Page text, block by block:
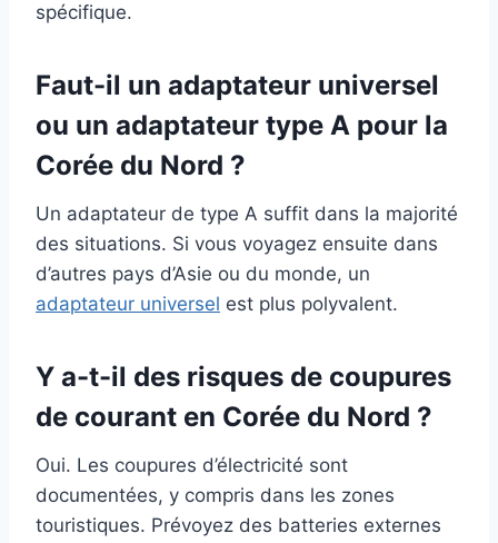
spécifique.
Faut-il un adaptateur universel
ou un adaptateur type A pour la
Corée du Nord ?
Un adaptateur de type A suffit dans la majorité
des situations. Si vous voyagez ensuite dans
d’autres pays d’Asie ou du monde, un
adaptateur universel est plus polyvalent.
Y a-t-il des risques de coupures
de courant en Corée du Nord ?
Oui. Les coupures d’électricité sont
documentées, y compris dans les zones
touristiques. Prévoyez des batteries externes